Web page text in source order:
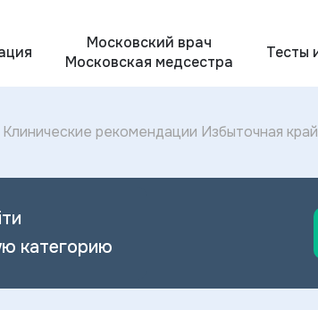
Московский врач
Московская медсестра
Тесты
Клинические рекомендации Избыточная
категорию